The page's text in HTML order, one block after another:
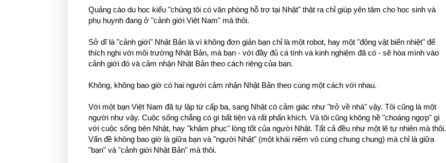
Quảng cáo du học kiểu "chúng tôi có văn phòng hỗ trợ tại Nhật" thật ra chỉ giúp yên tâm cho học sinh và
phụ huynh đang ở "cảnh giới Việt Nam" mà thôi.
Sở dĩ là "cảnh giới" Nhật Bản là vì không đơn giản bạn chỉ là một robot, hay một "động vật biến nhiệt" để
thích nghi với môi trường Nhật Bản, mà bạn - với đầy đủ cá tính và kinh nghiệm đã có - sẽ hòa mình vào
cảnh giới đó và cảm nhận Nhật Bản theo cách riêng của bạn.
Không, không bao giờ có hai người cảm nhận Nhật Bản theo cùng một cách với nhau.
Với một bạn Việt Nam đã tự lập từ cấp ba, sang Nhật có cảm giác như "trở về nhà" vậy. Tôi cũng là một
người như vậy. Cuộc sống chẳng có gì bất tiện và rất phấn khích. Và tôi cũng không hề "choáng ngợp" gì
với cuộc sống bên Nhật, hay "khâm phục" lòng tốt của người Nhật. Tất cả đều như một lẽ tự nhiên mà thôi.
Vấn đề không bao giờ là giữa bạn và "người Nhật" (một khái niệm vô cùng chung chung) mà chỉ là giữa
"bạn" và "cảnh giới Nhật Bản" mà thôi.